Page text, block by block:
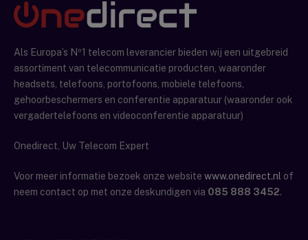
Als Europa’s Nº1 telecom leverancier bieden wij een uitgebreid
assortiment van telecommunicatie producten, waaronder
headsets, telefoons, portofoons, mobiele telefoons,
gehoorbeschermers en conferentie apparatuur (waaronder ook
vergadertelefoons en videoconferentie apparatuur)
Onedirect, Uw Telecom Expert
Voor meer informatie bezoek onze website www.onedirect.nl of
neem contact op met onze deskundigen via 085 888 3452.